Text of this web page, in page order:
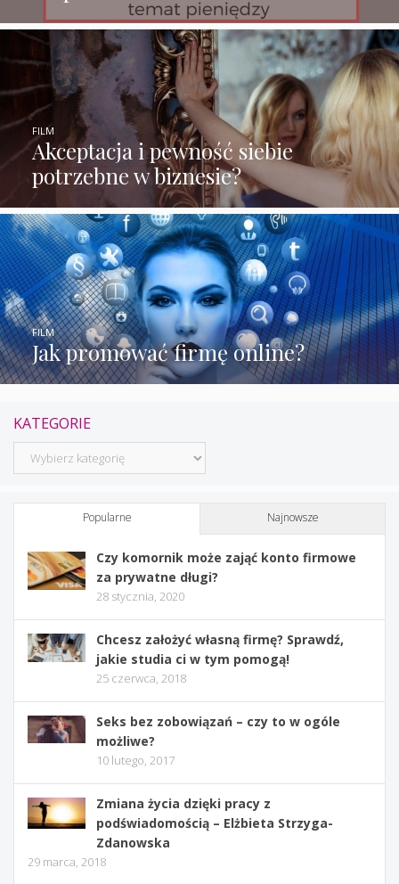
Akceptacja i pewność siebie
potrzebne w biznesie?
FILM
Jak promować firmę online?
FILM
KATEGORIE
Kategorie
Popularne Najnowsze
Czy komornik może zająć konto firmowe
za prywatne długi?
28 stycznia, 2020
Chcesz założyć własną firmę? Sprawdź,
jakie studia ci w tym pomogą!
25 czerwca, 2018
Seks bez zobowiązań – czy to w ogóle
możliwe?
10 lutego, 2017
Zmiana życia dzięki pracy z
podświadomością – Elżbieta Strzyga-
Zdanowska
29 marca, 2018